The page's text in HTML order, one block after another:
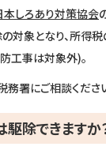
本しろあり対策協会
対象となり、所得
工事は対象外)。
署にご相談くださ
除できますか